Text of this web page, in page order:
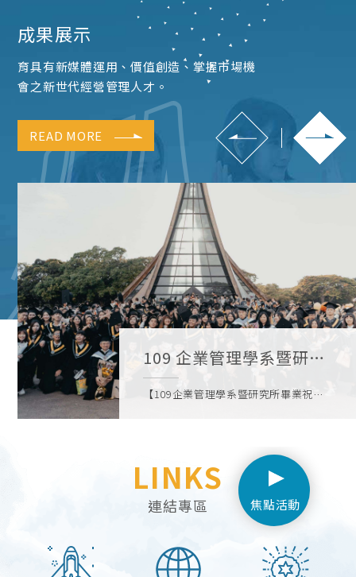
成果展示
育具有新媒體運用、價值創造、掌握市場機
會之新世代經營管理人才。
READ MORE
109 企業管理學系暨研究
所畢業祝福禮
【109企業管理學系暨研究所畢業祝福
攝)https://reurl.cc/Nj8O9Q(2B蕭任傑
同學拍攝)
焦點活動
LINKS
連結專區